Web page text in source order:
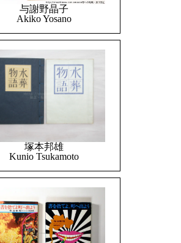
与謝野晶子
Akiko Yosano
塚本邦雄
Kunio Tsukamoto